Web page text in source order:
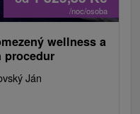
/noc/osoba
wellness a
procedur
Ján